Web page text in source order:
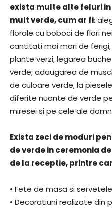
exista multe alte feluri
mult verde, cum ar fi:
florale cu boboci de flori
cantitati mai mari de
plante verzi; legarea
verde; adaugarea de
de culoare verde, la
diferite nuante de verde
miresei si pe cele ale
Exista zeci de moduri
de verde in ceremonia
de la receptie, printre
• Fete de masa si
• Decoratiuni realizate din